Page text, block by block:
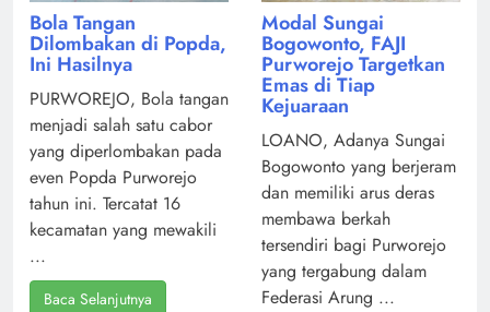
Bola Tangan
Dilombakan di Popda,
Ini Hasilnya
PURWOREJO, Bola tangan
menjadi salah satu cabor
yang diperlombakan pada
even Popda Purworejo
tahun ini. Tercatat 16
kecamatan yang mewakili
...
Baca Selanjutnya
Modal Sungai
Bogowonto, FAJI
Purworejo Targetkan
Emas di Tiap
Kejuaraan
LOANO, Adanya Sungai
Bogowonto yang berjeram
dan memiliki arus deras
membawa berkah
tersendiri bagi Purworejo
yang tergabung dalam
Federasi Arung ...